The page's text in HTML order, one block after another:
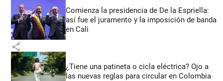
Comienza la presidencia de De la Espriella:
así fue el juramento y la imposición de banda
en Cali
share
¿Tiene una patineta o cicla eléctrica? Ojo a
las nuevas reglas para circular en Colombia